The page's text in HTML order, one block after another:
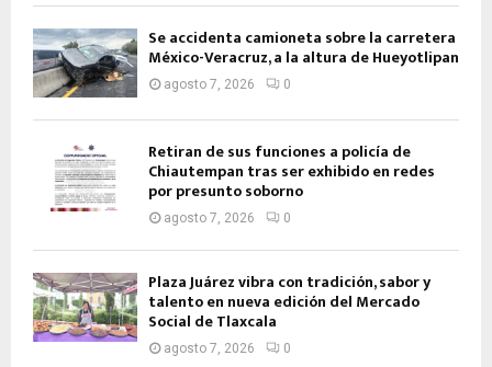
Se accidenta camioneta sobre la carretera
México-Veracruz, a la altura de Hueyotlipan
agosto 7, 2026 0
Retiran de sus funciones a policía de
Chiautempan tras ser exhibido en redes
por presunto soborno
agosto 7, 2026 0
Plaza Juárez vibra con tradición, sabor y
talento en nueva edición del Mercado
Social de Tlaxcala
agosto 7, 2026 0